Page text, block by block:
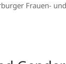
Frauen-